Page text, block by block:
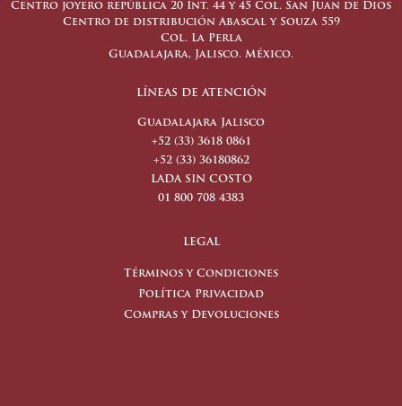
Centro joyero república 20 Int. 44 y 45 Col. San Juan de Dios
Centro de distribución Abascal y Souza 559
Col. La Perla
Guadalajara, Jalisco. México.
LÍNEAS DE ATENCIÓN
Guadalajara Jalisco
+52 (33) 3618 0861
+52 (33) 36180862
LADA SIN COSTO
01 800 708 4383
LEGAL
Términos y Condiciones
Política Privacidad
Compras y Devoluciones